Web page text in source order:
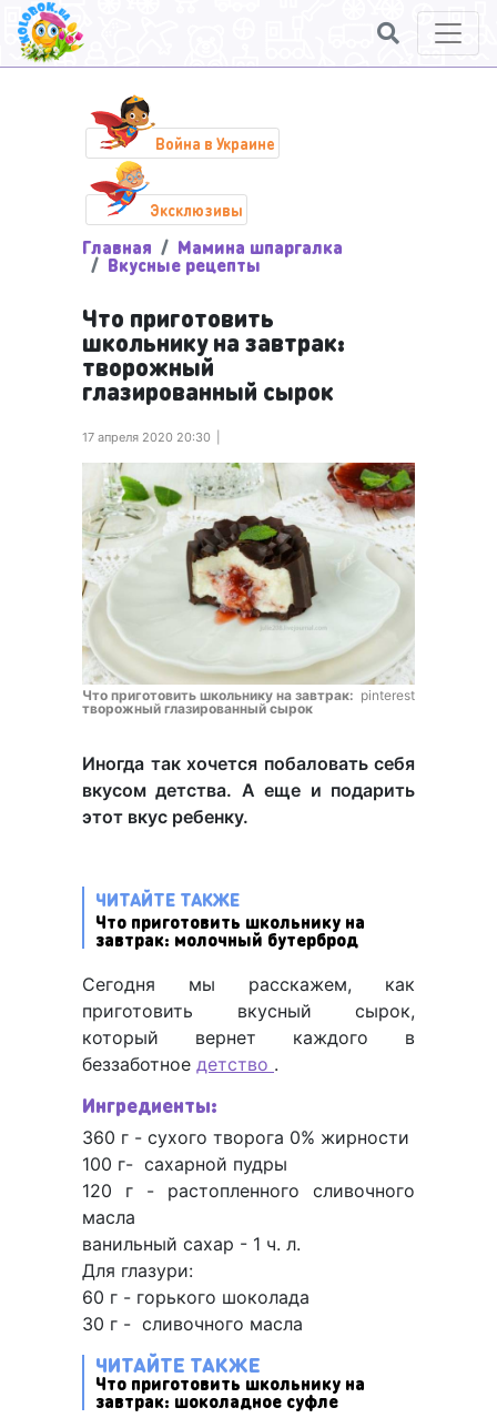
Война в Украине
Эксклюзивы
Главная Мамина шпаргалка
Вкусные рецепты
Что приготовить
школьнику на завтрак:
творожный
глазированный сырок
17 апреля 2020 20:30
Что приготовить школьнику на завтрак:
творожный глазированный сырок
pinterest
Иногда так хочется побаловать себя
вкусом детства. А еще и подарить
этот вкус ребенку.
ЧИТАЙТЕ ТАКЖЕ
Что приготовить школьнику на
завтрак: молочный бутерброд
Сегодня мы расскажем, как
приготовить вкусный сырок,
который вернет каждого в
беззаботное детство .
Ингредиенты:
360 г - сухого творога 0% жирности
100 г- сахарной пудры
120 г - растопленного сливочного
масла
ванильный сахар - 1 ч. л.
Для глазури:
60 г - горького шоколада
30 г - сливочного масла
ЧИТАЙТЕ ТАКЖЕ
Что приготовить школьнику на
завтрак: шоколадное суфле